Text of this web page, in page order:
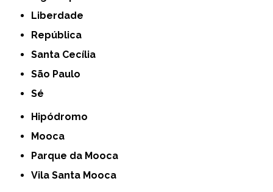
Liberdade
República
Santa Cecília
São Paulo
Sé
Hipódromo
Mooca
Parque da Mooca
Vila Santa Mooca